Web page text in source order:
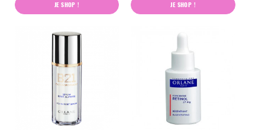
JE SHOP ! JE SHOP !